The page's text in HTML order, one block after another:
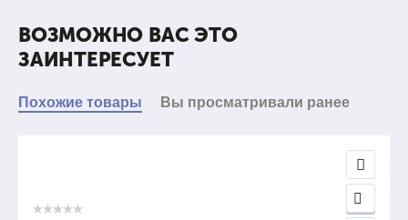
ВОЗМОЖНО ВАС ЭТО
ЗАИНТЕРЕСУЕТ
Похожие товары Вы просматривали ранее